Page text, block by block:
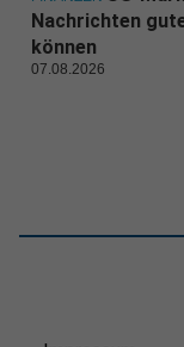
Nachrichten
können
07.08.2026